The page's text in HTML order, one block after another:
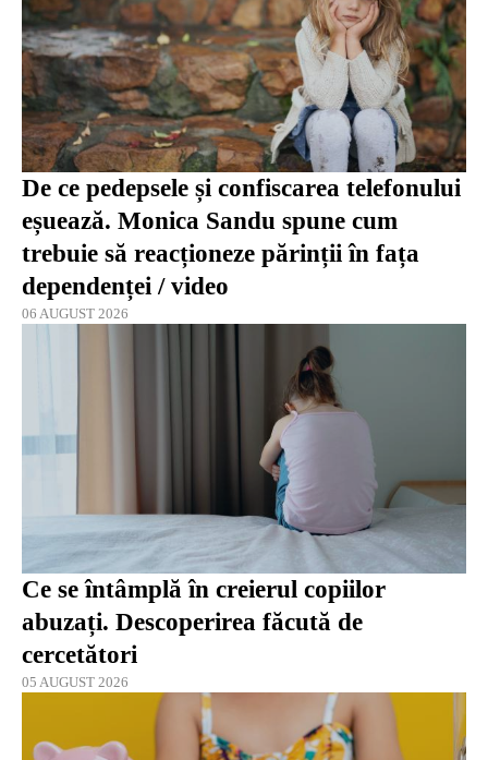
De ce pedepsele și confiscarea telefonului
eșuează. Monica Sandu spune cum
trebuie să reacționeze părinții în fața
dependenței / video
06 AUGUST 2026
Ce se întâmplă în creierul copiilor
abuzați. Descoperirea făcută de
cercetători
05 AUGUST 2026